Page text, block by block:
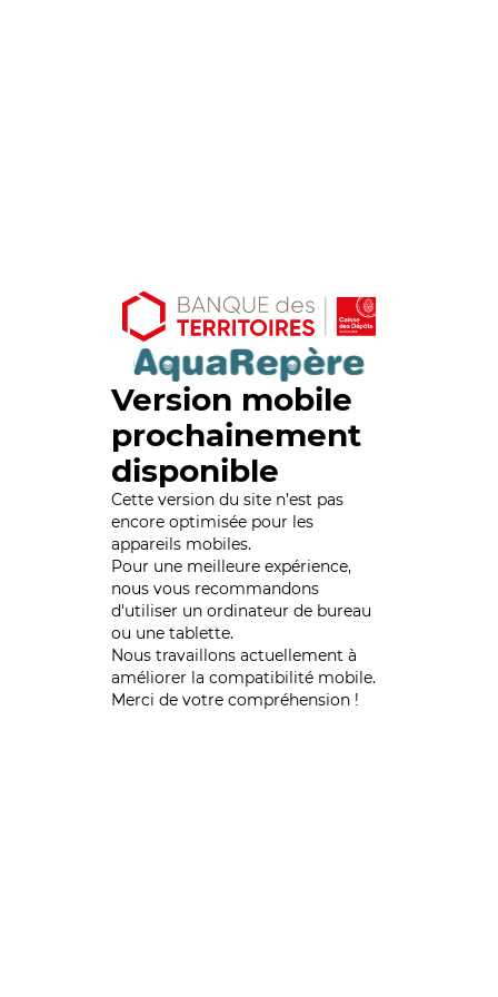
Version mobile
prochainement
disponible
Cette version du site n’est pas
encore optimisée pour les
appareils mobiles.
Pour une meilleure expérience,
nous vous recommandons
d'utiliser un ordinateur de bureau
ou une tablette.
Nous travaillons actuellement à
améliorer la compatibilité mobile.
Merci de votre compréhension !